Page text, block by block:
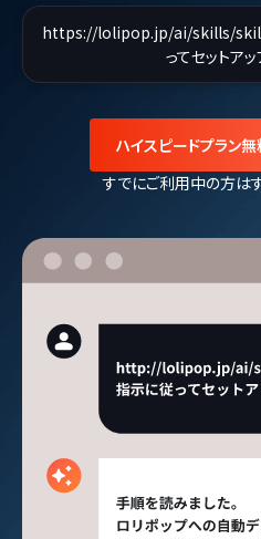
https://lolipop.jp/ai/skills/
ってセットアッ
ハイスピードプラン無
すでにご利用中の方は